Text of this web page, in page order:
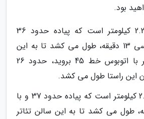
بود.
کاخ کاتالونیا: 2.2 کیلومتر است که پیاده حدود 36
دقیقه و با تاکسی 13 دقیقه، طول می کشد تا به این
کاخ برسید. اگر با اتوبوس خط 45 بروید، حدود 26
این راستا طول می کشد.
تئاتر تیوولی: 2.2 کیلومتر است که پیاده حدود 37 و با
12 دقیقه، طول می کشد تا به این سالن تئاتر